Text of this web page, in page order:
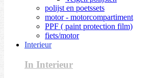
polijst en poetssets
motor - motorcompartiment
PPF ( paint protection film)
fiets/motor
Interieur
In Interieur